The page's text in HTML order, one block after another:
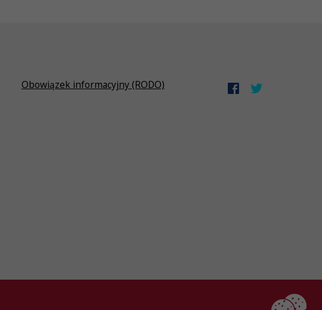
Obowiązek informacyjny (RODO)